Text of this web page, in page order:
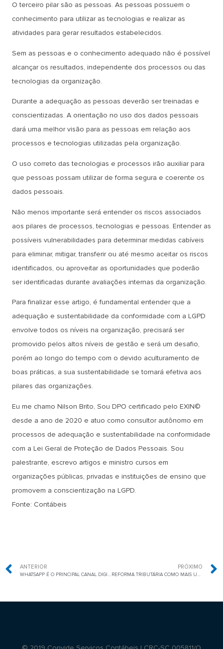
O terceiro pilar são as pessoas. As pessoas possuem o
conhecimento para utilizar as tecnologias e realizar as
atividades para gerar resultados estabelecidos.
Sem as pessoas e o conhecimento adequado não é possível
alcançar os resultados, independente dos processos ou das
tecnologias da organização.
Durante a adequação as pessoas deverão ser treinadas e
conscientizadas. A orientação no uso dos dados pessoais
dará uma melhor visão para as pessoas em relação aos
processos e tecnologias utilizadas pela organização.
O uso correto das tecnologias e processos irão auxiliar para
que pessoas possam utilizar de forma segura e coerente os
dados pessoais.
Não menos importante será entender os riscos associados
aos pilares de processos, tecnologias e pessoas. Entender as
possíveis vulnerabilidades para determinar medidas cabíveis
para eliminar, mitigar, transferir ou até mesmo aceitar os riscos
identificados, ou aproveitar as oportunidades que poderão
ser identificadas durante avaliações internas da organização.
Para finalizar esse artigo, é fundamental entender que a
adequação e sustentabilidade da conformidade com a LGPD
envolve todos os níveis na organização, precisará ser
promovido pelos altos níveis de gestão e será um desafio,
porém ao longo do tempo com o devido aculturamento de
boas práticas, a sua sustentabilidade se tornará efetiva aos
pilares das organizações.
Eu me chamo Nilson Brito, Sou DPO certificado pelo EXIN©
desde a ano de 2020 e atuo como consultor autônomo em
processos de adequação e sustentabilidade na conformidade
com a Lei Geral de Proteção de Dados Pessoais. Sou
palestrante, escrevo artigos e ministro cursos em
organizações públicas, privadas e instituições de ensino que
promovem a conscientização na LGPD.
Fonte: Contábeis
ANTERIOR
WHATSAPP É O PRINCIPAL CANAL DIGITAL DE VENDAS DOS PEQUENOS NEGÓCIOS
PRÓXIMO
REFORMA TRIBUTÁRIA COMO MAIS UM IMPOSTO